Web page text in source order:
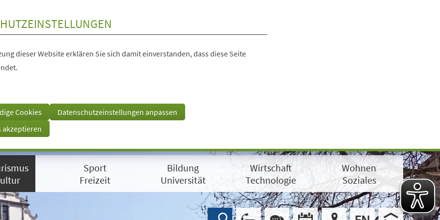
dieser Website erklären Sie sich damit einverstanden, dass diese Seite
Cookies
Datenschutzeinstellungen anpassen
akzeptieren
Sport
Freizeit
Bildung
Universität
Wirtschaft
Technologie
Wohnen
Soziales